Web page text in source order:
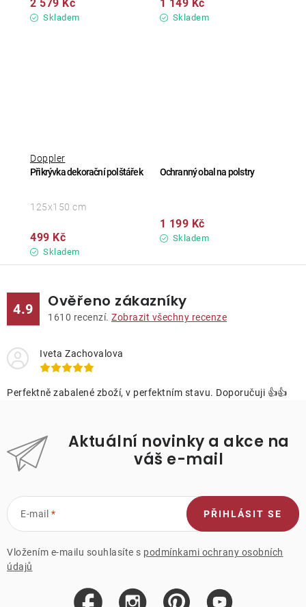
Skladem
2 579 Kč
Skladem
1 149 Kč
Přikrývka dekorační polštářek
Doppler
Skladem
499 Kč
125x150 cm
Ochranný obal na polstry
Skladem
1 199 Kč
4.9 Ověřeno zákazníky
1610 recenzí. Zobrazit všechny recenze
Iveta Zachovalova
Perfektně zabalené zboží, v perfektním stavu. Doporučuji 👍👍
Aktuální novinky a akce na
váš e-mail
E-mail
Vložením e-mailu souhlasíte s podmínkami ochrany osobních
údajů
PŘIHLÁSIT SE